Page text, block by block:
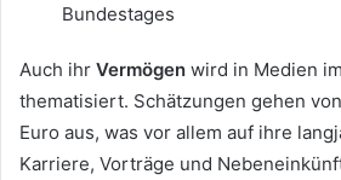
Bundestages
Auch ihr Vermögen wird in Medien
thematisiert. Schätzungen gehen
Euro aus, was vor allem auf ihre
Karriere, Vorträge und